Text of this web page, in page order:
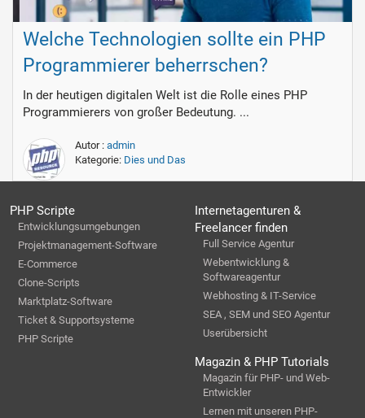
Welche Technologien sollte ein PHP
Programmierer beherrschen?
In der heutigen digitalen Welt ist die Rolle eines PHP
Programmierers von großer Bedeutung. ...
Autor : admin
Kategorie: Dies und Das
PHP Scripte
Entwicklungsumgebungen
Projektmanagement-Software
E-Commerce
Clone-Scripts
Marktplatz-Software
Ticket & Supportsysteme
PHP Scripte
Internetagenturen &
Freelancer finden
Full Service Agentur
Webentwicklung &
Softwareagentur
Webhosting & IT-Service
SEA , SEM und SEO Agentur
Userübersicht
Magazin & PHP Tutorials
Magazin für PHP- und Web-
Entwickler
Lernen mit unseren PHP-